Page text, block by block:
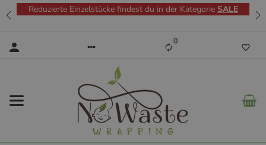
Reduzierte Einzelstücke findest du in der Kategorie SALE
0